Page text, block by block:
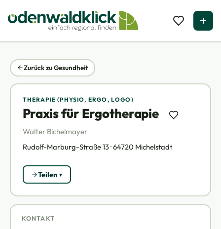
Zurück zu Gesundheit
THERAPIE (PHYSIO, ERGO, LOGO)
Praxis für Ergotherapie
Walter Bichelmayer
Rudolf-Marburg-Straße 13 · 64720 Michelstadt
Teilen
KONTAKT